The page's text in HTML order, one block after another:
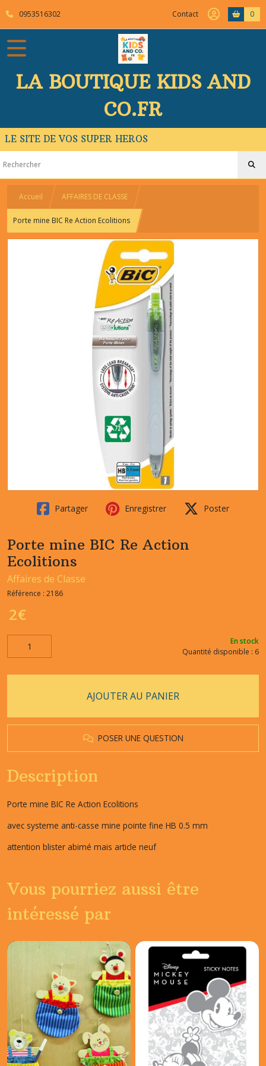
0953516302 Contact 0
LA BOUTIQUE KIDS AND
CO.FR
LE SITE DE VOS SUPER HEROS
Accueil AFFAIRES DE CLASSE
Porte mine BIC Re Action Ecolitions
Partager Enregistrer Poster
Porte mine BIC Re Action
Ecolitions
Affaires de Classe
Référence : 2186
2€
En stock
Quantité disponible : 6
AJOUTER AU PANIER
POSER UNE QUESTION
Description
Porte mine BIC Re Action Ecolitions
avec systeme anti-casse mine pointe fine HB 0.5 mm
attention blister abimé mais article neuf
Vous pourriez aussi être
intéressé par